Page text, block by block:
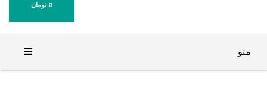
0 تومان
منو